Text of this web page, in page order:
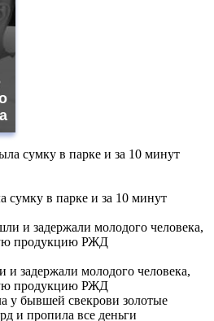
сумку в парке и за 10 минут
и задержали молодого человека,
продукцию РЖД